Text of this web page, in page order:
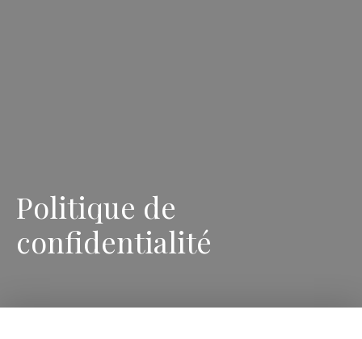
Politique de
confidentialité